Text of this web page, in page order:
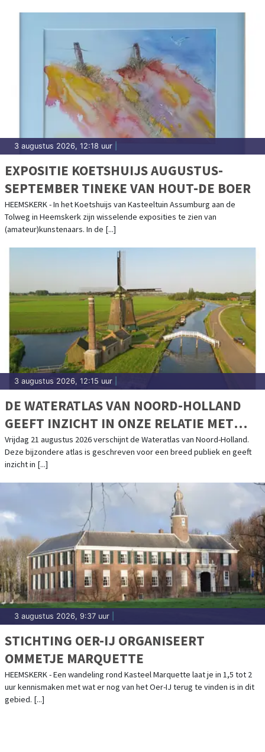
3 augustus 2026, 12:18 uur
EXPOSITIE KOETSHUIJS AUGUSTUS-
SEPTEMBER TINEKE VAN HOUT-DE BOER
HEEMSKERK - In het Koetshuijs van Kasteeltuin Assumburg aan de
Tolweg in Heemskerk zijn wisselende exposities te zien van
(amateur)kunstenaars. In de [...]
3 augustus 2026, 12:15 uur
DE WATERATLAS VAN NOORD-HOLLAND
GEEFT INZICHT IN ONZE RELATIE MET
WATER
Vrijdag 21 augustus 2026 verschijnt de Wateratlas van Noord-Holland.
Deze bijzondere atlas is geschreven voor een breed publiek en geeft
inzicht in [...]
3 augustus 2026, 9:37 uur
STICHTING OER-IJ ORGANISEERT
OMMETJE MARQUETTE
HEEMSKERK - Een wandeling rond Kasteel Marquette laat je in 1,5 tot 2
uur kennismaken met wat er nog van het Oer-IJ terug te vinden is in dit
gebied. [...]